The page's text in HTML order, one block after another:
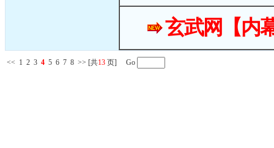
玄武网【内
<< 1 2 3 4 5 6 7 8 >> [共13 页] Go